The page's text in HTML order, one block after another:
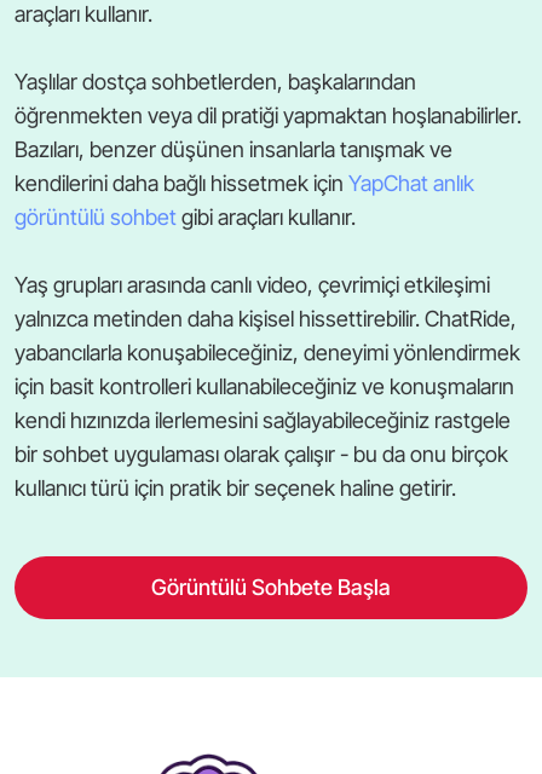
araçları kullanır.
Yaşlılar dostça sohbetlerden, başkalarından
öğrenmekten veya dil pratiği yapmaktan hoşlanabilirler.
Bazıları, benzer düşünen insanlarla tanışmak ve
kendilerini daha bağlı hissetmek için YapChat anlık
görüntülü sohbetgibi araçları kullanır.
Yaş grupları arasında canlı video, çevrimiçi etkileşimi
yalnızca metinden daha kişisel hissettirebilir. ChatRide,
yabancılarla konuşabileceğiniz, deneyimi yönlendirmek
için basit kontrolleri kullanabileceğiniz ve konuşmaların
kendi hızınızda ilerlemesini sağlayabileceğiniz rastgele
bir sohbet uygulaması olarak çalışır - bu da onu birçok
kullanıcı türü için pratik bir seçenek haline getirir.
Görüntülü Sohbete Başla